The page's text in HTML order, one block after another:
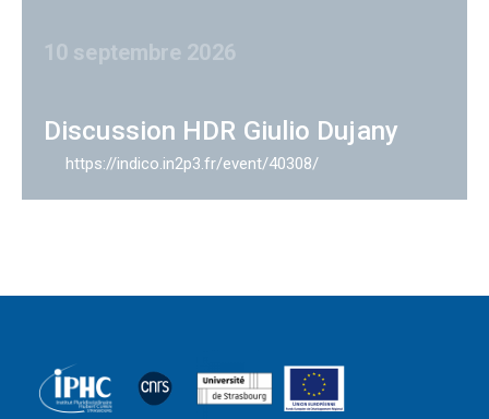
10 septembre 2026
Discussion HDR Giulio Dujany
https://indico.in2p3.fr/event/40308/